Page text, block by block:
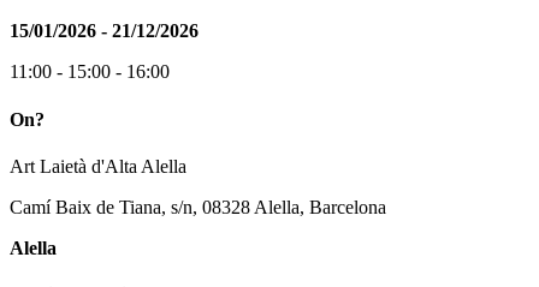
15/01/2026 - 21/12/2026
11:00 - 15:00 - 16:00
On?
Art Laietà d'Alta Alella
Camí Baix de Tiana, s/n, 08328 Alella, Barcelona
Alella